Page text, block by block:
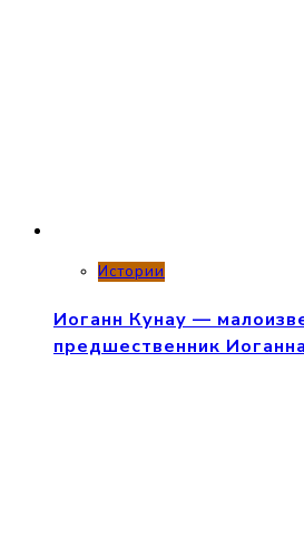
Истории
Иоганн Кунау —
предшественник